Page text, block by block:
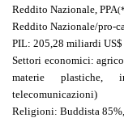
Reddito Nazionale, PPA
Reddito Nazionale/pro-
PIL: 205,28 miliardi US$
Settori economici:
materie plastiche,
telecomunicazioni)
Religioni: Buddista